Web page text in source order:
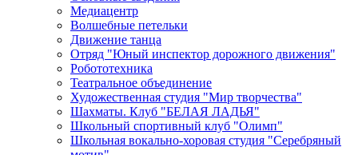
Медиацентр
Волшебные петельки
Движение танца
Отряд "Юный инспектор дорожного движения"
Робототехника
Театральное объединение
Художественная студия "Мир творчества"
Шахматы. Клуб "БЕЛАЯ ЛАДЬЯ"
Школьный спортивный клуб "Олимп"
Школьная вокально-хоровая студия "Серебряный